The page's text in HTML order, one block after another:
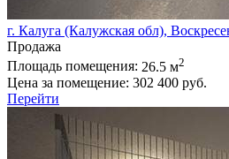
г. Калуга (Калужская обл),
Продажа
Площадь помещения: 26.5 м2
Цена за помещение: 302 400 руб.
Перейти